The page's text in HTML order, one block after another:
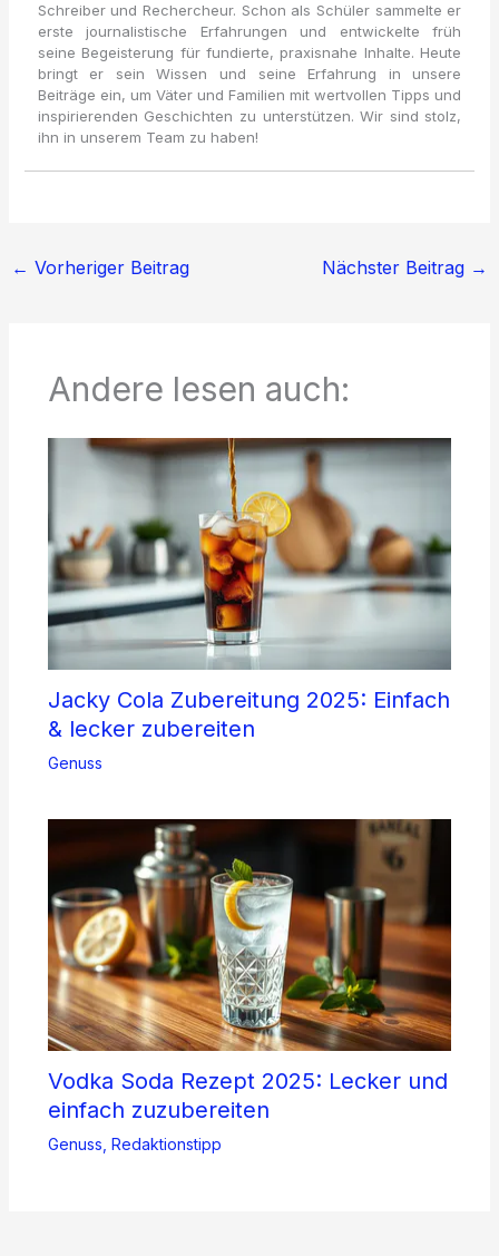
Schreiber und Rechercheur. Schon als Schüler sammelte er
erste journalistische Erfahrungen und entwickelte früh
seine Begeisterung für fundierte, praxisnahe Inhalte. Heute
bringt er sein Wissen und seine Erfahrung in unsere
Beiträge ein, um Väter und Familien mit wertvollen Tipps und
inspirierenden Geschichten zu unterstützen. Wir sind stolz,
ihn in unserem Team zu haben!
← Vorheriger Beitrag Nächster Beitrag →
Andere lesen auch:
Jacky Cola Zubereitung 2025: Einfach
& lecker zubereiten
Genuss
Vodka Soda Rezept 2025: Lecker und
einfach zuzubereiten
Genuss Redaktionstipp